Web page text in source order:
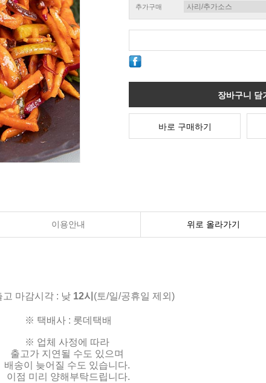
추가구매
장바구니 담
바로 구매하기
이용안내 위로 올라가기
마감시각 : 낮 12시 (토/일/공휴일 제외)
※ 택배사 : 롯데택배
※ 업체 사정에 따라
출고가 지연될 수도 있으며
배송이 늦어질 수도 있습니다.
이점 미리 양해부탁드립니다.